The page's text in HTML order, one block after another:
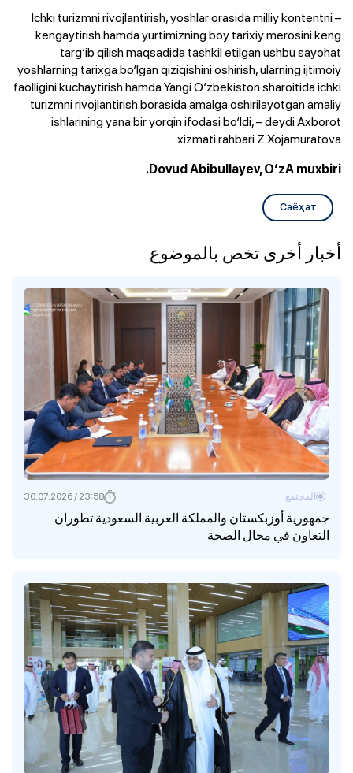
– Ichki turizmni rivojlantirish, yoshlar orasida milliy kontentni
kengaytirish hamda yurtimizning boy tarixiy merosini keng
targ‘ib qilish maqsadida tashkil etilgan ushbu sayohat
yoshlarning tarixga bo‘lgan qiziqishini oshirish, ularning ijtimoiy
faolligini kuchaytirish hamda Yangi O‘zbekiston sharoitida ichki
turizmni rivojlantirish borasida amalga oshirilayotgan amaliy
ishlarining yana bir yorqin ifodasi bo‘ldi, – deydi Axborot
xizmati rahbari Z.Xojamuratova.
Dovud Abibullayev, O‘zA muxbiri.
Саёҳат
أخبار أخرى تخص بالموضوع
جمهورية أوزبكستان والمملكة العربية السعودية تطوران
التعاون في مجال الصحة
المجتمع 23:58 / 30.07.2026